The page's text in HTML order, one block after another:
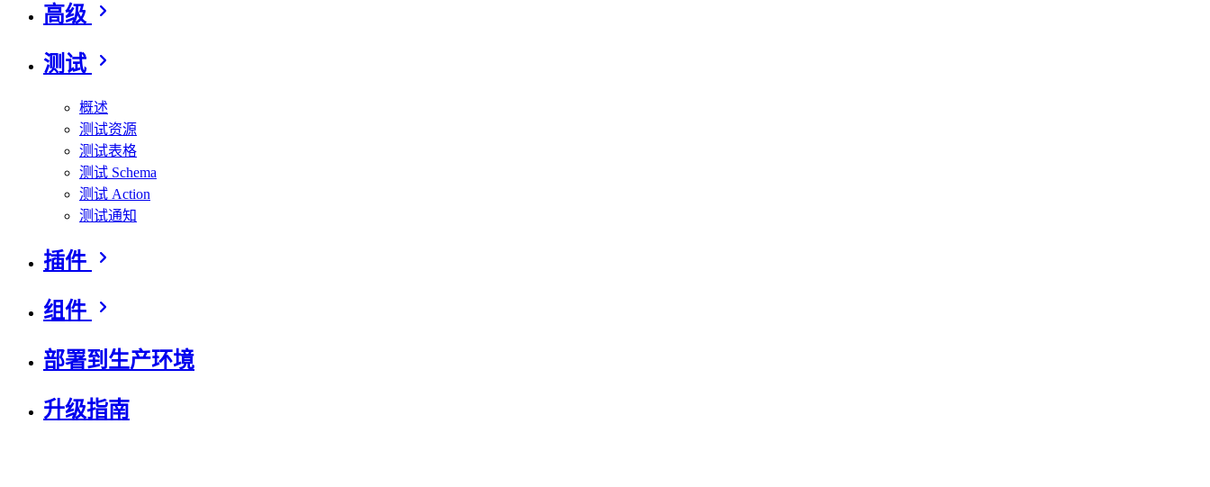
高级
测试
概述
测试资源
测试表格
测试 Schema
测试 Action
测试通知
插件
组件
部署到生产环境
升级指南